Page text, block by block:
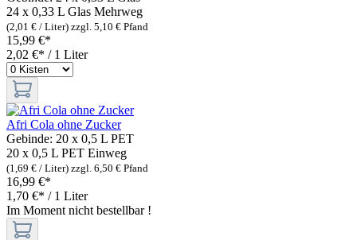
24 x 0,33 L Glas Mehrweg
(2,01 € / Liter) zzgl. 5,10 € Pfand
15,99 €*
2,02 €* / 1 Liter
Afri Cola ohne Zucker
Gebinde: 20 x 0,5 L PET
20 x 0,5 L PET Einweg
(1,69 € / Liter) zzgl. 6,50 € Pfand
16,99 €*
1,70 €* / 1 Liter
Im Moment nicht bestellbar !